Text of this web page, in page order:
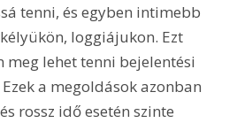
tenni, és egyben intimebb
loggiájukon. Ezt
lehet tenni bejelentési
a megoldások azonban
rossz idő esetén szinte